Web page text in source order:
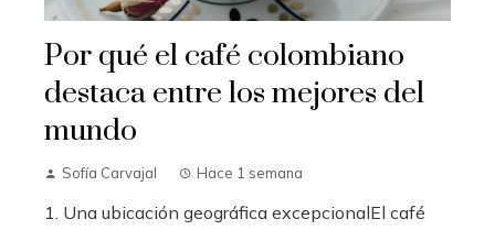
Por qué el café colombiano
destaca entre los mejores del
mundo
Sofía Carvajal Hace 1 semana
1. Una ubicación geográfica excepcionalEl café